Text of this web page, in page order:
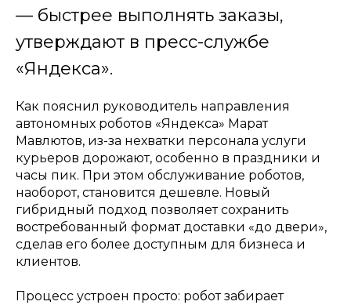
— быстрее выполнять заказы,
утверждают в пресс-службе
«Яндекса».
Как пояснил руководитель направления
автономных роботов «Яндекса» Марат
Мавлютов, из-за нехватки персонала услуги
курьеров дорожают, особенно в праздники и
часы пик. При этом обслуживание роботов,
наоборот, становится дешевле. Новый
гибридный подход позволяет сохранить
востребованный формат доставки «до двери»,
сделав его более доступным для бизнеса и
клиентов.
Процесс устроен просто: робот забирает